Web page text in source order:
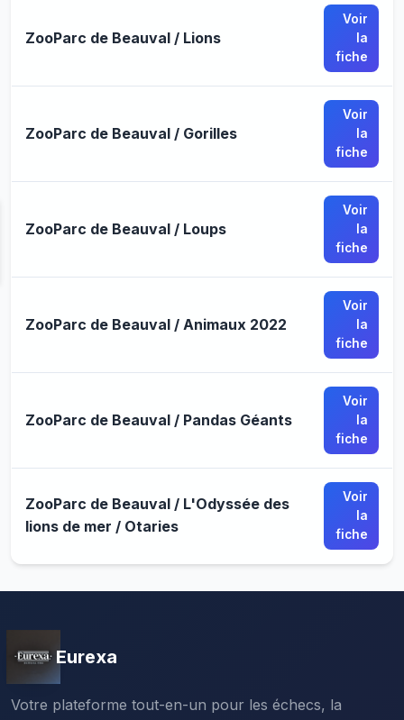
ZooParc de Beauval / Lions
Voir
la
fiche
ZooParc de Beauval / Gorilles
Voir
la
fiche
ZooParc de Beauval / Loups
Voir
la
fiche
ZooParc de Beauval / Animaux 2022
Voir
la
fiche
ZooParc de Beauval / Pandas Géants
Voir
la
fiche
ZooParc de Beauval / L'Odyssée des
lions de mer / Otaries
Voir
la
fiche
Eurexa
Votre plateforme tout-en-un pour les échecs, la